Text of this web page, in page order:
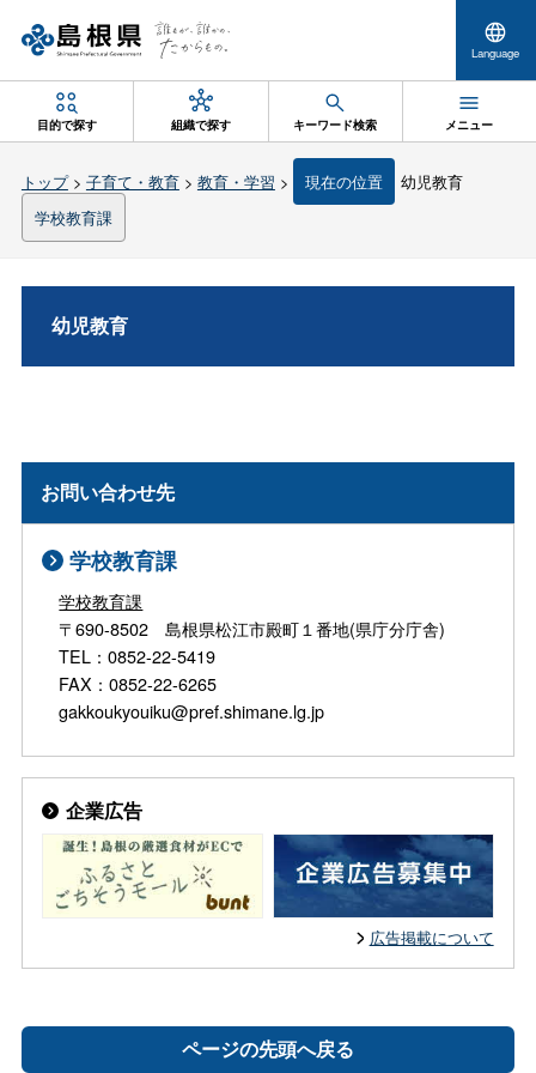
Language
目的で探す 組織で探す キーワード検索 メニュー
トップ> 子育て・教育> 教育・学習 > 現在の位置
幼児教育
学校教育課
幼児教育
お問い合わせ先
学校教育課
学校教育課
〒690-8502 島根県松江市殿町１番地(県庁分庁舎)
TEL：0852-22-5419
FAX：0852-22-6265
gakkoukyouiku@pref.shimane.lg.jp
企業広告
広告掲載について
ページの先頭へ戻る